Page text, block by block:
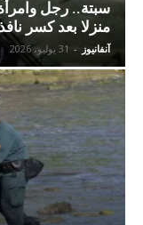
سبتة.. رجل
منزلا بعد كسر
آنفانيوز - 31 يوليو، 2026